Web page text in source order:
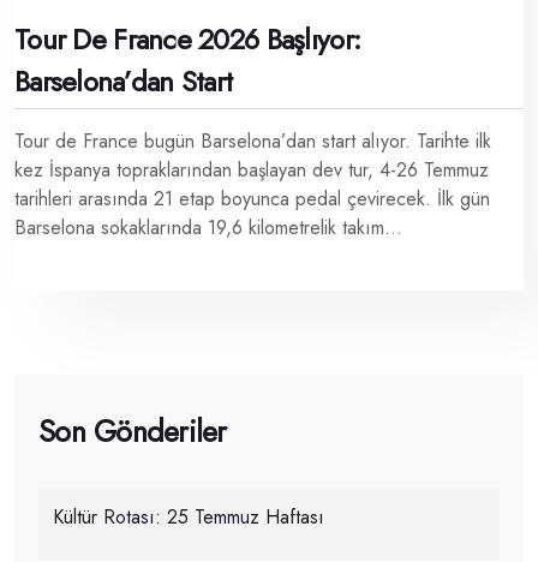
Tour De France 2026 Başlıyor:
Barselona’dan Start
Tour de France bugün Barselona’dan start alıyor. Tarihte ilk
kez İspanya topraklarından başlayan dev tur, 4-26 Temmuz
tarihleri arasında 21 etap boyunca pedal çevirecek. İlk gün
Barselona sokaklarında 19,6 kilometrelik takım...
Son Gönderiler
Kültür Rotası: 25 Temmuz Haftası